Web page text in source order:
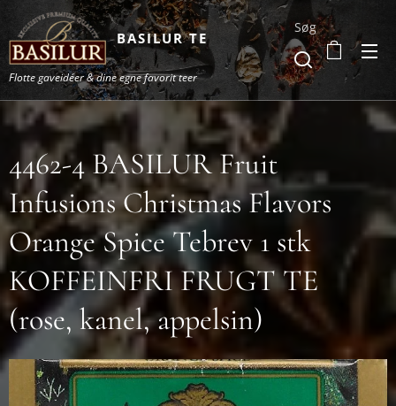
BASILUR TE
Flotte gaveidéer & dine egne favorit teer
Søg
4462-4 BASILUR Fruit
Infusions Christmas Flavors
Orange Spice Tebrev 1 stk
KOFFEINFRI FRUGT TE
(rose, kanel, appelsin)